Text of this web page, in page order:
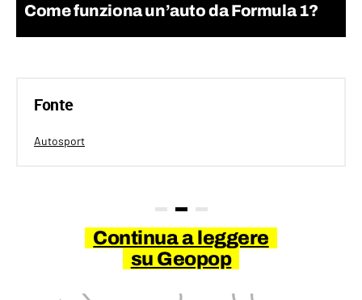
Come funziona un’auto da Formula 1?
Fonte
Autosport
Continua a leggere
su Geopop